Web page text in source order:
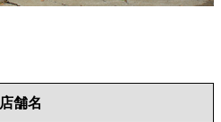
店舗名